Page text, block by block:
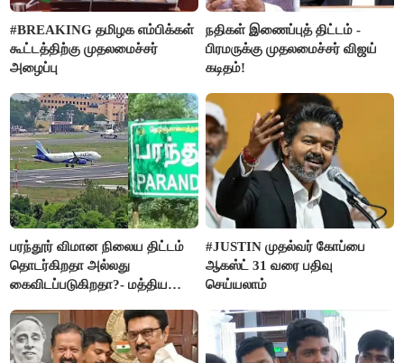
#BREAKING தமிழக எம்பிக்கள்
கூட்டத்திற்கு முதலமைச்சர்
அழைப்பு
நதிகள் இணைப்புத் திட்டம் -
பிரமருக்கு முதலமைச்சர் விஜய்
கடிதம்!
பரந்தூர் விமான நிலைய திட்டம்
தொடர்கிறதா அல்லது
கைவிடப்படுகிறதா?- மத்திய
#JUSTIN முதல்வர் கோப்பை
ஆகஸ்ட் 31 வரை பதிவு
செய்யலாம்